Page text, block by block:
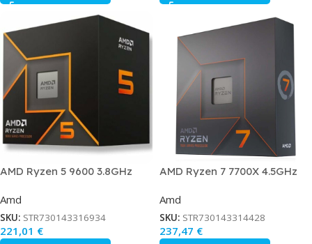
AMD Ryzen 5 9600 3.8GHz
Socket AM5 σε Κουτί
Amd
SKU: STR730143316934
221,01 €
AMD Ryzen 7 7700X 4.5GHz
Socket AM5 σε Κουτί
Amd
SKU: STR730143314428
237,47 €